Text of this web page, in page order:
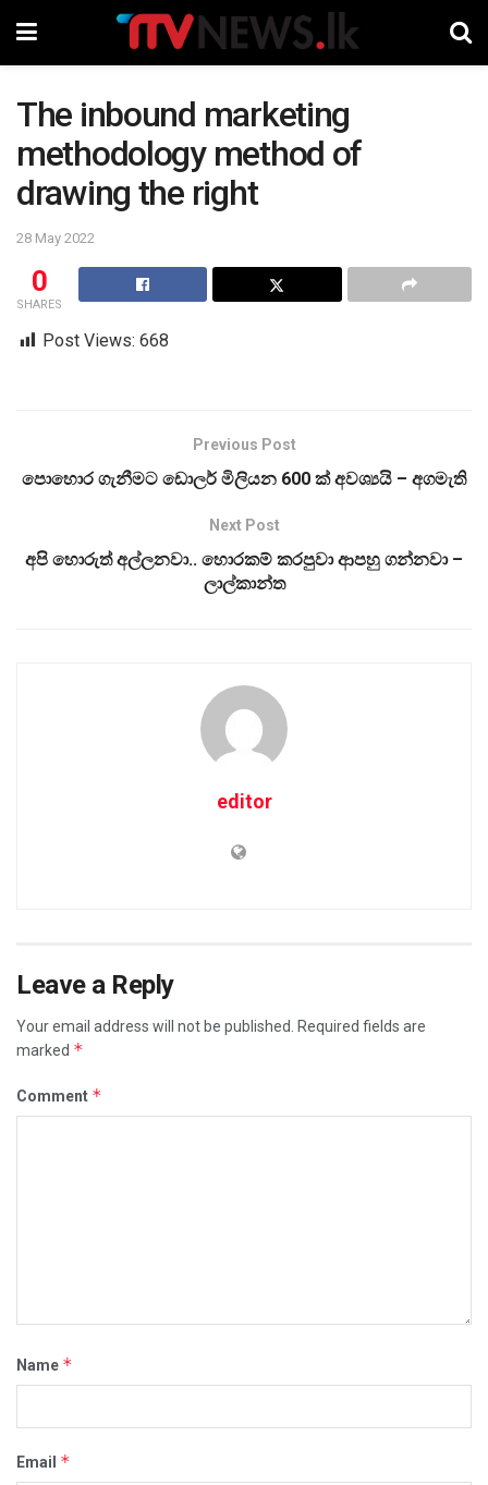
The inbound marketing
methodology method of
drawing the right
28 May 2022
0
SHARES
Post Views: 668
Previous Post
පොහොර ගැනීමට ඩොලර් මිලියන 600 ක් අවශ්‍යයි – අගමැති
Next Post
අපි හොරුත් අල්ලනවා.. හොරකම් කරපුවා ආපහු ගන්නවා –
ලාල්කාන්ත
editor
Leave a Reply
Your email address will not be published.
Required fields are
marked *
Comment *
Name *
Email *